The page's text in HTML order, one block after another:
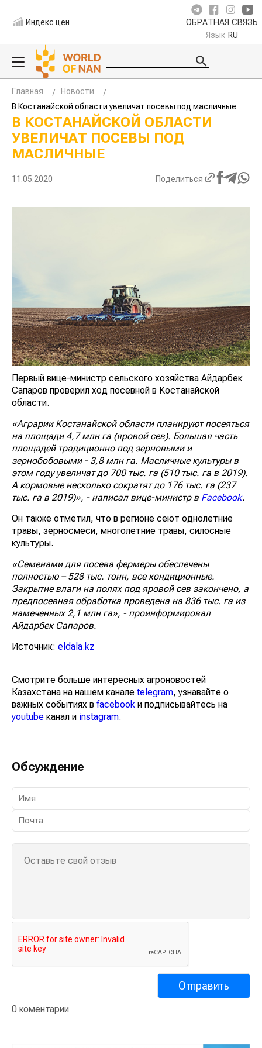
Индекс цен ОБРАТНАЯ СВЯЗЬ
Язык RU
Главная
Новости
В Костанайской области увеличат посевы под масличные
В КОСТАНАЙСКОЙ ОБЛАСТИ
УВЕЛИЧАТ ПОСЕВЫ ПОД
МАСЛИЧНЫЕ
11.05.2020 Поделиться
Первый вице-министр сельского хозяйства Айдарбек
Сапаров проверил ход посевной в Костанайской
области.
«Аграрии Костанайской области планируют посеяться
на площади 4,7 млн га (яровой сев). Большая часть
площадей традиционно под зерновыми и
зернобобовыми - 3,8 млн га. Масличные культуры в
этом году увеличат до 700 тыс. га (510 тыс. га в 2019).
А кормовые несколько сократят до 176 тыс. га (237
тыс. га в 2019)», - написал вице-министр в Facebook.
Он также отметил, что в регионе сеют однолетние
травы, зерносмеси, многолетние травы, силосные
культуры.
«Семенами для посева фермеры обеспечены
полностью – 528 тыс. тонн, все кондиционные.
Закрытие влаги на полях под яровой сев закончено, а
предпосевная обработка проведена на 836 тыс. га из
намеченных 2,1 млн га», - проинформировал
Айдарбек Сапаров.
Источник: eldala.kz
Смотрите больше интересных агроновостей
Казахстана на нашем канале telegram, узнавайте о
важных событиях в facebook и подписывайтесь на
youtube канал и instagram.
Обсуждение
0 коментарии